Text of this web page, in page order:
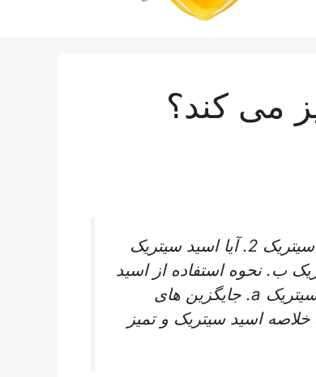
می کند؟
1. مقدمه الف. تعریف قالب ب. بررسی اجمالی اسید سیتریک 2. آیا اسید سیتریک
ب. نحوه استفاده از اسید
سیتریک برای تمیز کردن قالب 3. جایگزین های اسید سیتریک a. جایگزین های
نتیجه گیری الف. خلاصه اسید سیتریک و تمیز